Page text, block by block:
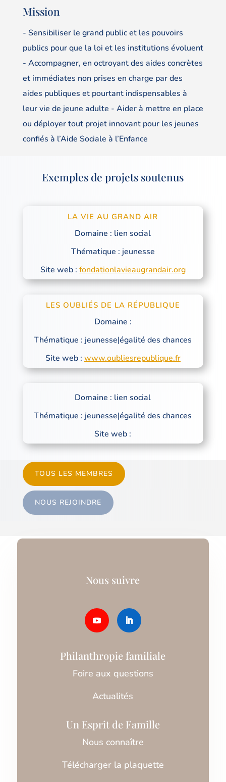
Mission
- Sensibiliser le grand public et les pouvoirs
publics pour que la loi et les institutions évoluent
- Accompagner, en octroyant des aides concrètes
et immédiates non prises en charge par des
aides publiques et pourtant indispensables à
leur vie de jeune adulte - Aider à mettre en place
ou déployer tout projet innovant pour les jeunes
confiés à l’Aide Sociale à l’Enfance
Exemples de projets soutenus
LA VIE AU GRAND AIR
Domaine : lien social
Thématique : jeunesse
Site web : fondationlavieaugrandair.org
LES OUBLIÉS DE LA RÉPUBLIQUE
Domaine :
Thématique : jeunesse|égalité des chances
Site web : www.oubliesrepublique.fr
Domaine : lien social
Thématique : jeunesse|égalité des chances
Site web :
TOUS LES MEMBRES
NOUS REJOINDRE
Nous suivre
Philanthropie familiale
Foire aux questions
Actualités
Un Esprit de Famille
Nous connaître
Télécharger la plaquette